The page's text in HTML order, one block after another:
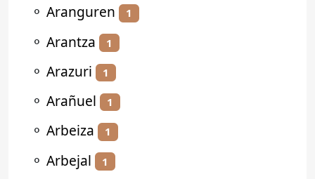
⚬ Aranguren 1
⚬ Arantza 1
⚬ Arazuri 1
⚬ Arañuel 1
⚬ Arbeiza 1
⚬ Arbejal 1